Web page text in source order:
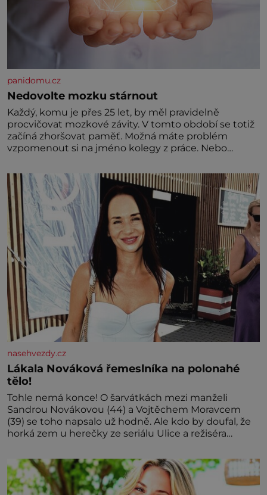
panidomu.cz
Nedovolte mozku stárnout
Každý, komu je přes 25 let, by měl pravidelně
procvičovat mozkové závity. V tomto období se totiž
začíná zhoršovat paměť. Možná máte problém
vzpomenout si na jméno kolegy z práce. Nebo
nedávno přečetli. Je to opravdu tak, s věkem jako
kdyby se paměť rozhodla stávkovat. Cvičte
nasehvezdy.cz
Lákala Nováková řemeslníka na polonahé
tělo!
Tohle nemá konce! O šarvátkách mezi manželi
Sandrou Novákovou (44) a Vojtěchem Moravcem
(39) se toho napsalo už hodně. Ale kdo by doufal, že
horká zem u herečky ze seriálu Ulice a režiséra